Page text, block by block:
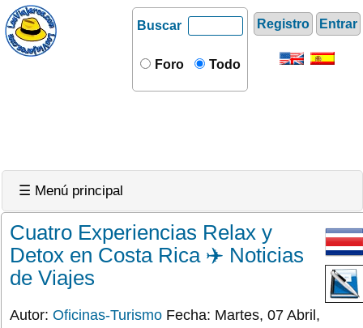
Registro Entrar
Buscar
Foro Todo
☰ Menú principal
Cuatro Experiencias Relax y
Detox en Costa Rica ✈️ Noticias
de Viajes
Autor: Oficinas-Turismo Fecha: Martes, 07 Abril,